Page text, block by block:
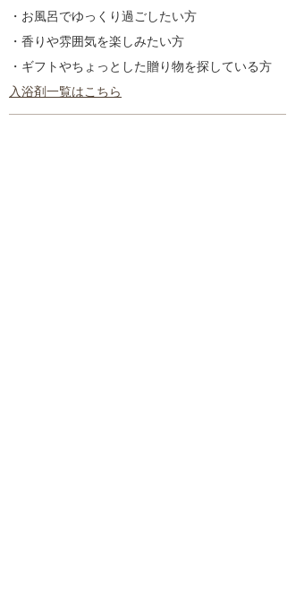
・お風呂でゆっくり過ごしたい方
・香りや雰囲気を楽しみたい方
・ギフトやちょっとした贈り物を探している方
入浴剤一覧はこちら